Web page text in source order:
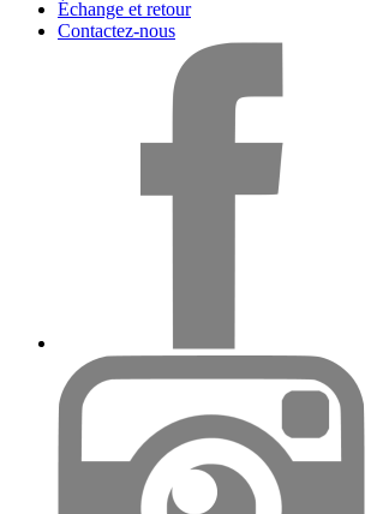
Échange et retour
Contactez-nous